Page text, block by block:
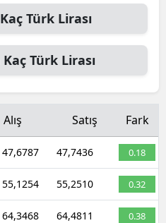
Kaç Türk Lirası
Kaç Türk Lirası
Alış Satış Fark
47,6787 47,7436 0.18
55,1254 55,2510 0.32
64,3468 64,4811 0.38